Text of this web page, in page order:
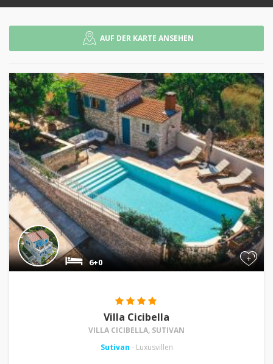
AUF DER KARTE ANSEHEN
+
6+0
Villa Cicibella
VILLA CICIBELLA, SUTIVAN
Sutivan - Luxusvillen